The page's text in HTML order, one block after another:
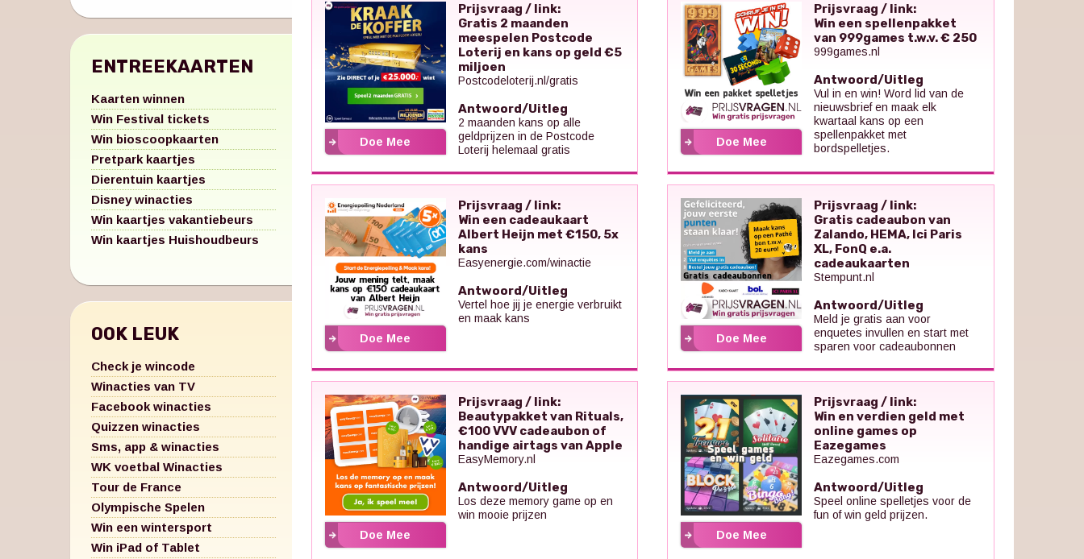
ENTREEKAARTEN
Kaarten winnen
Win Festival tickets
Win bioscoopkaarten
Pretpark kaartjes
Dierentuin kaartjes
Disney winacties
Win kaartjes vakantiebeurs
Win kaartjes Huishoudbeurs
OOK LEUK
Check je wincode
Winacties van TV
Facebook winacties
Quizzen winacties
Sms, app & winacties
WK voetbal Winacties
Tour de France
Olympische Spelen
Win een wintersport
Win iPad of Tablet
Doe Mee
Prijsvraag / link:
Gratis 2 maanden
meespelen Postcode
Loterij en kans op geld €5
miljoen
Postcodeloterij.nl/gratis
Antwoord/Uitleg
2 maanden kans op alle
geldprijzen in de Postcode
Loterij helemaal gratis
Doe Mee
Prijsvraag / link:
Win een spellenpakket
van 999games t.w.v. € 250
999games.nl
Antwoord/Uitleg
Vul in en win! Word lid van de
nieuwsbrief en maak elk
kwartaal kans op een
spellenpakket met
bordspelletjes.
Doe Mee
Prijsvraag / link:
Win een cadeaukaart
Albert Heijn met €150, 5x
kans
Easyenergie.com/winactie
Antwoord/Uitleg
Vertel hoe jij je energie verbruikt
en maak kans
Doe Mee
Prijsvraag / link:
Gratis cadeaubon van
Zalando, HEMA, Ici Paris
XL, FonQ e.a.
cadeaukaarten
Stempunt.nl
Antwoord/Uitleg
Meld je gratis aan voor
enquetes invullen en start met
sparen voor cadeaubonnen
Doe Mee
Prijsvraag / link:
Beautypakket van Rituals,
€100 VVV cadeaubon of
handige airtags van Apple
EasyMemory.nl
Antwoord/Uitleg
Los deze memory game op en
win mooie prijzen
Doe Mee
Prijsvraag / link:
Win en verdien geld met
online games op
Eazegames
Eazegames.com
Antwoord/Uitleg
Speel online spelletjes voor de
fun of win geld prijzen.